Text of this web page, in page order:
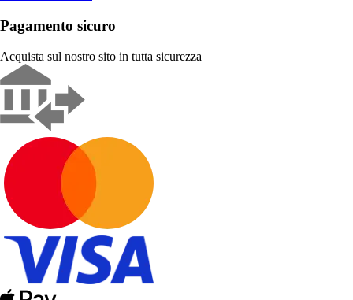
Pagamento sicuro
Acquista sul nostro sito in tutta sicurezza